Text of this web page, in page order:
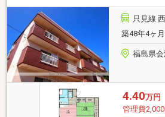
只見線
築48年4ヶ
福島県
4.40万円
管理費2,000